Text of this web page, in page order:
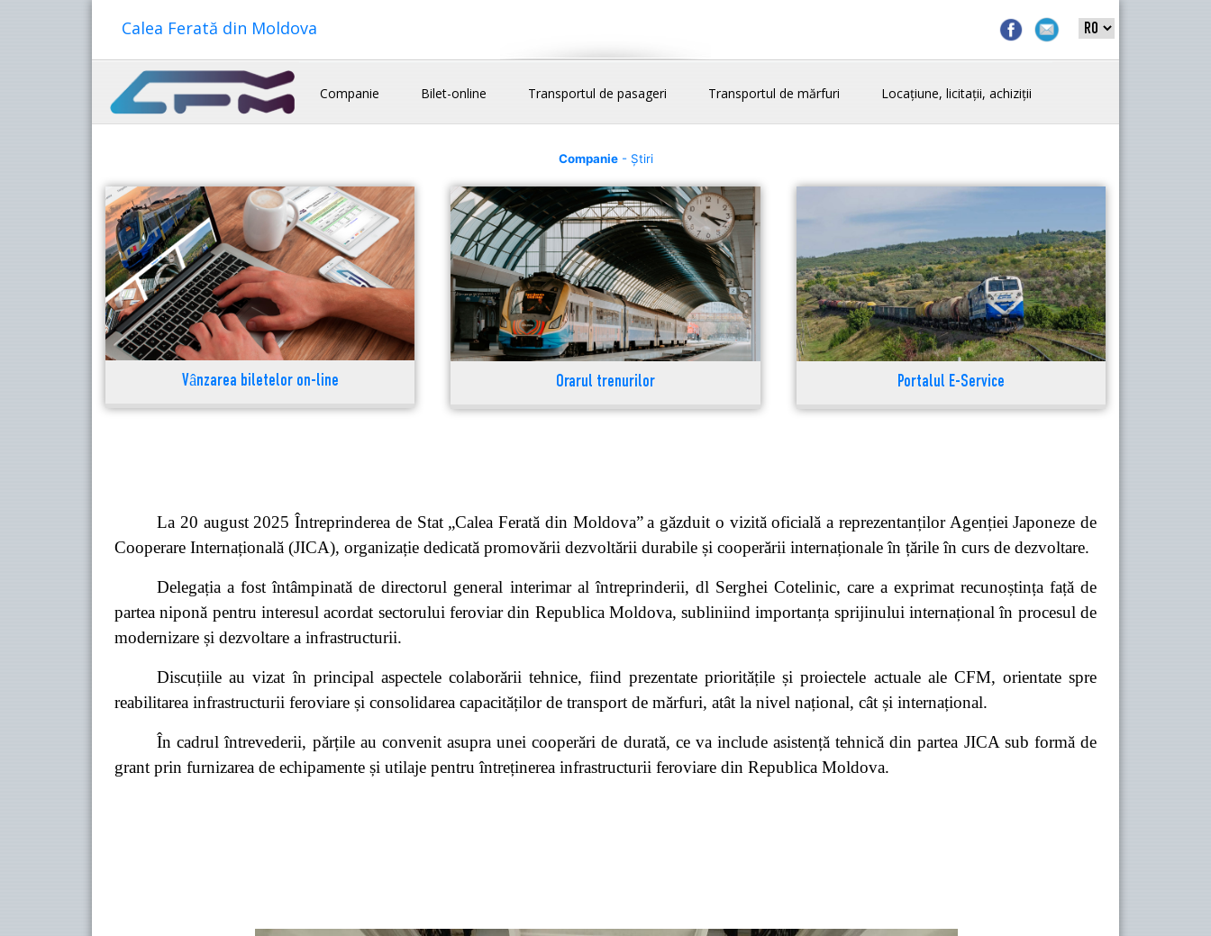
Calea Ferată din Moldova
Companie Bilet-online Transportul de pasageri Transportul de mărfuri Locațiune, licitații, achiziții
Companie- Știri
Vânzarea biletelor on-line Orarul trenurilor Portalul E-Service
La 20 august 2025 Întreprinderea de Stat „Calea Ferată din Moldova” a găzduit o vizită oficială a reprezentanților Agenției Japoneze de
Cooperare Internațională (JICA), organizație dedicată promovării dezvoltării durabile și cooperării internaționale în țările în curs de dezvoltare.
Delegația a fost întâmpinată de directorul general interimar al întreprinderii, dl Serghei Cotelinic, care a exprimat recunoștința față de
partea niponă pentru interesul acordat sectorului feroviar din Republica Moldova, subliniind importanța sprijinului internațional în procesul de
modernizare și dezvoltare a infrastructurii.
Discuțiile au vizat în principal aspectele colaborării tehnice, fiind prezentate prioritățile și proiectele actuale ale CFM, orientate spre
reabilitarea infrastructurii feroviare și consolidarea capacităților de transport de mărfuri, atât la nivel național, cât și internațional.
În cadrul întrevederii, părțile au convenit asupra unei cooperări de durată, ce va include asistență tehnică din partea JICA sub formă de
grant prin furnizarea de echipamente și utilaje pentru întreținerea infrastructurii feroviare din Republica Moldova.